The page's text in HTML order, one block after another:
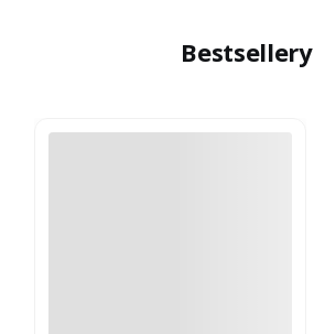
Bestsellery